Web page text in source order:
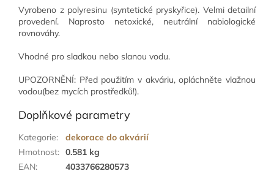
Vyrobeno z polyresinu (syntetické pryskyřice). Velmi detailní
provedení. Naprosto netoxické, neutrální nabiologické
rovnováhy.
Vhodné pro sladkou nebo slanou vodu.
UPOZORNĚNÍ: Před použitím v akváriu, opláchněte vlažnou
vodou(bez mycích prostředků!).
Doplňkové parametry
Kategorie:
dekorace do akvárií
Hmotnost: 0.581 kg
EAN: 4033766280573